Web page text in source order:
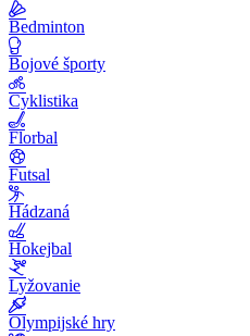
Bedminton
Bojové športy
Cyklistika
Florbal
Futsal
Hádzaná
Hokejbal
Lyžovanie
Olympijské hry